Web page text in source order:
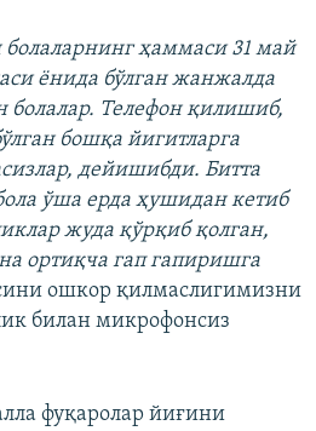
болаларнинг ҳаммаси 31 май
ёнида бўлган жанжалда
болалар. Телефон қилишиб,
бошқа йигитларга
дейишибди. Битта
ўша ерда ҳушидан кетиб
жуда қўрқиб қолган,
ортиқча гап гапиришга
ошкор қилмаслигимизни
билан микрофонсиз
фуқаролар йиғини